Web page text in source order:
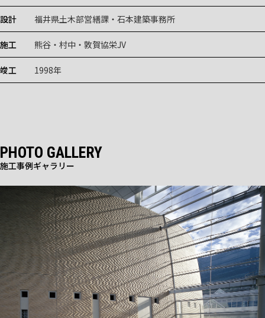
設計 福井県土木部営繕課・石本建築事務所
施工 熊谷・村中・敦賀協栄JV
竣工 1998年
PHOTO GALLERY
施工事例ギャラリー